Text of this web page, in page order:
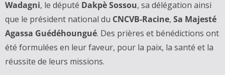
Wadagni, le député Dakpè Sossou, sa délégation ainsi
que le président national du CNCVB-Racine, Sa Majesté
Agassa Guédéhoungué. Des prières et bénédictions ont
été formulées en leur faveur, pour la paix, la santé et la
réussite de leurs missions.